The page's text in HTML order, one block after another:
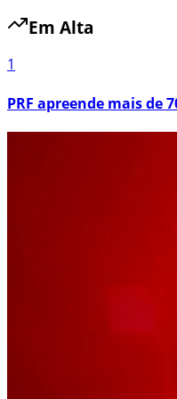
Em Alta
1
PRF apreende mais de